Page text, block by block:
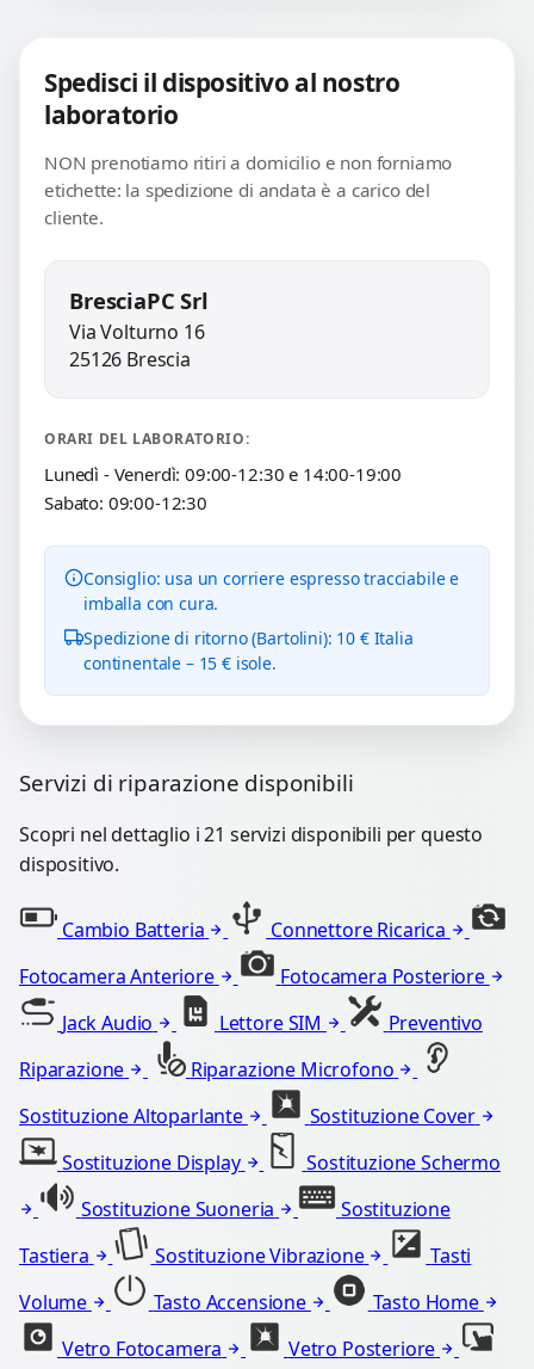
Spedisci il dispositivo al nostro
laboratorio
NON prenotiamo ritiri a domicilio e non forniamo
etichette: la spedizione di andata è a carico del
cliente.
BresciaPC Srl
Via Volturno 16
25126 Brescia
ORARI DEL LABORATORIO:
Lunedì - Venerdì: 09:00-12:30 e 14:00-19:00
Sabato: 09:00-12:30
Consiglio: usa un corriere espresso tracciabile e
imballa con cura.
Spedizione di ritorno (Bartolini): 10 € Italia
continentale – 15 € isole.
Servizi di riparazione disponibili
Scopri nel dettaglio i 21 servizi disponibili per questo
dispositivo.
Cambio Batteria
Connettore Ricarica
Fotocamera Anteriore
Fotocamera Posteriore
Jack Audio
Lettore SIM
Preventivo
Riparazione
Riparazione Microfono
Sostituzione Altoparlante
Sostituzione Cover
Sostituzione Display
Sostituzione Schermo
Sostituzione Suoneria
Sostituzione
Tastiera
Sostituzione Vibrazione
Tasti
Volume
Tasto Accensione
Tasto Home
Vetro Fotocamera
Vetro Posteriore